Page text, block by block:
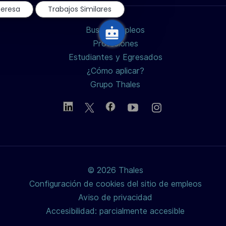
LinkedInFacebooktwitter
/
X
Buscar empleos
Profesiones
Estudiantes y Egresados
¿Cómo aplicar?
Grupo Thales
© 2026 Thales
Configuración de cookies del sitio de empleos
Aviso de privacidad
Accesibilidad: parcialmente accesible
chatbot
Trabajos Similares